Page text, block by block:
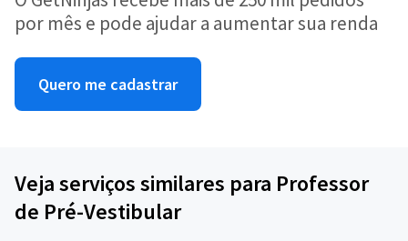
por mês e pode ajudar a aumentar sua renda
Quero me cadastrar
Veja serviços similares para Professor
de Pré-Vestibular